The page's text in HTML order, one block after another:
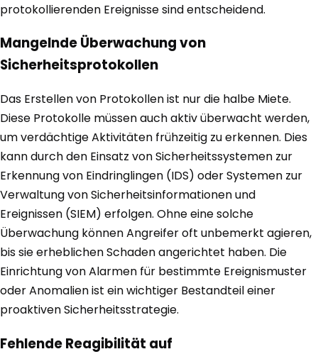
protokollierenden Ereignisse sind entscheidend.
Mangelnde Überwachung von
Sicherheitsprotokollen
Das Erstellen von Protokollen ist nur die halbe Miete.
Diese Protokolle müssen auch aktiv überwacht werden,
um verdächtige Aktivitäten frühzeitig zu erkennen. Dies
kann durch den Einsatz von Sicherheitssystemen zur
Erkennung von Eindringlingen (IDS) oder Systemen zur
Verwaltung von Sicherheitsinformationen und
Ereignissen (SIEM) erfolgen. Ohne eine solche
Überwachung können Angreifer oft unbemerkt agieren,
bis sie erheblichen Schaden angerichtet haben. Die
Einrichtung von Alarmen für bestimmte Ereignismuster
oder Anomalien ist ein wichtiger Bestandteil einer
proaktiven Sicherheitsstrategie.
Fehlende Reagibilität auf